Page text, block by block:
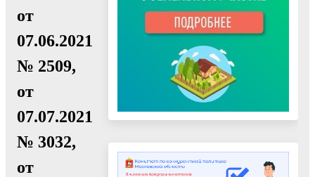
от
07.06.2021
№ 2509,
от
07.07.2021
№ 3032,
от